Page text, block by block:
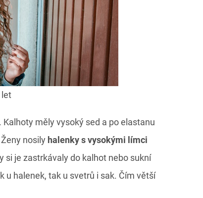
let
Kalhoty měly vysoký sed a po elastanu
nosily halenky s vysokými límci
si je zastrkávaly do kalhot nebo sukní
u halenek, tak u svetrů i sak. Čím větší